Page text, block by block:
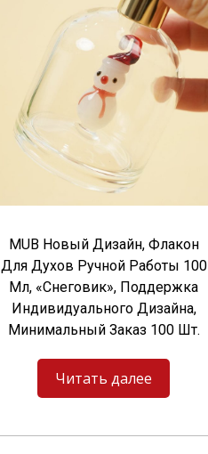
MUB Новый Дизайн, Флакон
Для Духов Ручной Работы 100
Мл, «Снеговик», Поддержка
Индивидуального Дизайна,
Минимальный Заказ 100 Шт.
Читать далее